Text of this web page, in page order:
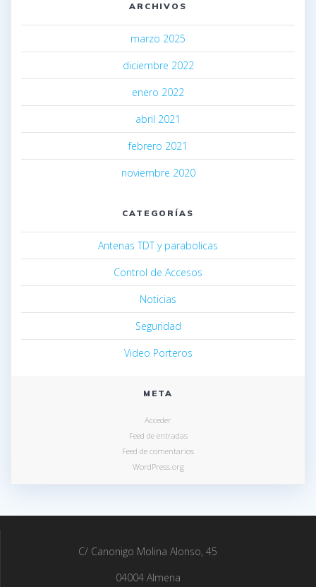
ARCHIVOS
marzo 2025
diciembre 2022
enero 2022
abril 2021
febrero 2021
noviembre 2020
CATEGORÍAS
Antenas TDT y parabolicas
Control de Accesos
Noticias
Seguridad
Video Porteros
META
Acceder
Feed de entradas
Feed de comentarios
WordPress.org
C/ Canonigo Molina Alonso, 45
04004 Almeria